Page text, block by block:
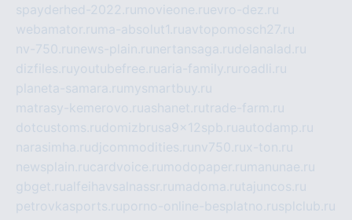
spayderhed-2022.ru movieone.ruevro-dez.ru
webamator.ru ma-absolut1.ruavtopomosch27.ru
nv-750.ru news-plain.ru nertansaga.rudelanalad.ru
dizfiles.ruyoutubefree.ruaria-family.ru roadli.ru
planeta-samara.ru mysmartbuy.ru
matrasy-kemerovo.ruashanet.rutrade-farm.ru
dotcustoms.rudomizbrusa9x12spb.ruautodamp.ru
narasimha.rudjcommodities.ru nv750.rux-ton.ru
newsplain.rucardvoice.ru modopaper.ru manunae.ru
gbget.rualfeihavsalnassr.ru madoma.rutajuncos.ru
petrovkasports.ruporno-online-besplatno.rusplclub.ru